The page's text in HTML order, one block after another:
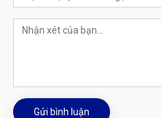
Gửi bình luận